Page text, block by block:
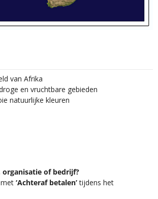
van Afrika
en vruchtbare gebieden
natuurlijke kleuren
organisatie of bedrijf?
‘Achteraf betalen’tijdens het